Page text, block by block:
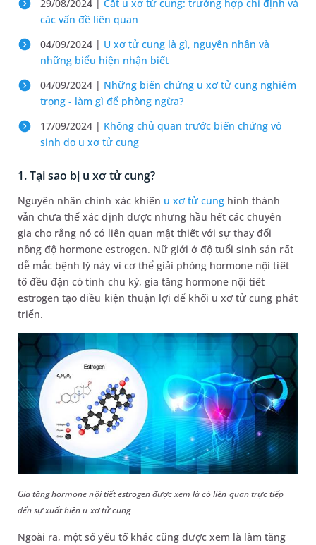
29/08/2024 | Cắt u xơ tử cung: trường hợp chỉ định và
các vấn đề liên quan
04/09/2024 | U xơ tử cung là gì, nguyên nhân và
những biểu hiện nhận biết
04/09/2024 | Những biến chứng u xơ tử cung nghiêm
trọng - làm gì để phòng ngừa?
17/09/2024 | Không chủ quan trước biến chứng vô
sinh do u xơ tử cung
1. Tại sao bị u xơ tử cung?
Nguyên nhân chính xác khiến u xơ tử cung hình thành
vẫn chưa thể xác định được nhưng hầu hết các chuyên
gia cho rằng nó có liên quan mật thiết với sự thay đổi
nồng độ hormone estrogen. Nữ giới ở độ tuổi sinh sản rất
dễ mắc bệnh lý này vì cơ thể giải phóng hormone nội tiết
tố đều đặn có tính chu kỳ, gia tăng hormone nội tiết
estrogen tạo điều kiện thuận lợi để khối u xơ tử cung phát
triển.
Gia tăng hormone nội tiết estrogen được xem là có liên quan trực tiếp
đến sự xuất hiện u xơ tử cung
Ngoài ra, một số yếu tố khác cũng được xem là làm tăng